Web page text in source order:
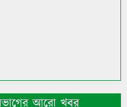
আরো খবর